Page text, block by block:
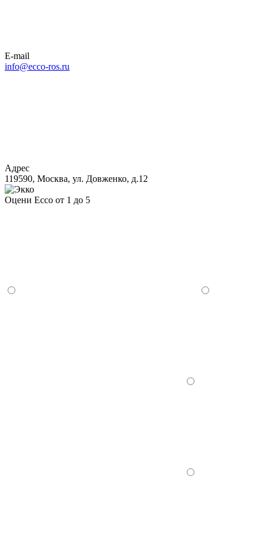
E-mail
info@ecco-ros.ru
Адрес
119590, Москва, ул. Довженко, д.12
Оцени Ecco от 1 до 5